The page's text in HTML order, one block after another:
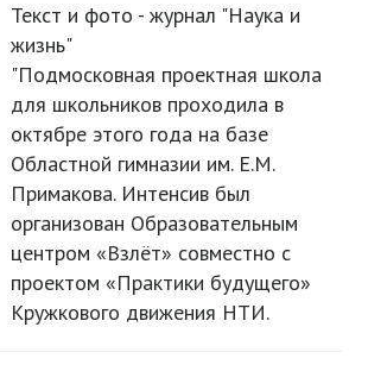
Текст и фото - журнал "Наука и
жизнь"
"Подмосковная проектная школа
для школьников проходила в
октябре этого года на базе
Областной гимназии им. Е.М.
Примакова. Интенсив был
организован Образовательным
центром «Взлёт» совместно с
проектом «Практики будущего»
Кружкового движения НТИ.